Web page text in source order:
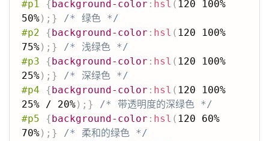
#p1 {background-color : hsl ( 120 100%
50%) ; }
/* 绿色 */
#p2
{background-color : hsl ( 120 100%
75%) ; }
/* 浅绿色 */
#p3
{background-color : hsl ( 120 100%
25%) ; }
/* 深绿色 */
#p4
{background-color : hsl ( 120 100%
25% / 20%) ; }
/* 带透明度的深绿色 */
#p5
{background-color : hsl ( 120 60%
70%) ; }
/* 柔和的绿色 */